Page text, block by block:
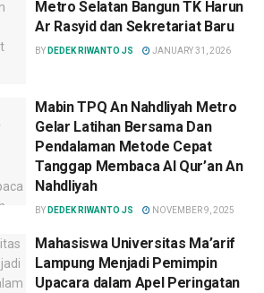
Metro Selatan Bangun TK Harun
Ar Rasyid dan Sekretariat Baru
BY DEDEK RIWANTO JS JANUARY 31, 2026
Mabin TPQ An Nahdliyah Metro
Gelar Latihan Bersama Dan
Pendalaman Metode Cepat
Tanggap Membaca Al Qur’an An
Nahdliyah
BY DEDEK RIWANTO JS NOVEMBER 9, 2025
Mahasiswa Universitas Ma’arif
Lampung Menjadi Pemimpin
Upacara dalam Apel Peringatan